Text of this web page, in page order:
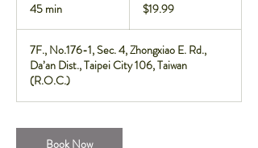
45 min
i
n
$19.99
7F., No.176-1, Sec. 4, Zhongxiao E. Rd.,
Da’an Dist., Taipei City 106, Taiwan
(R.O.C.)
Book Now